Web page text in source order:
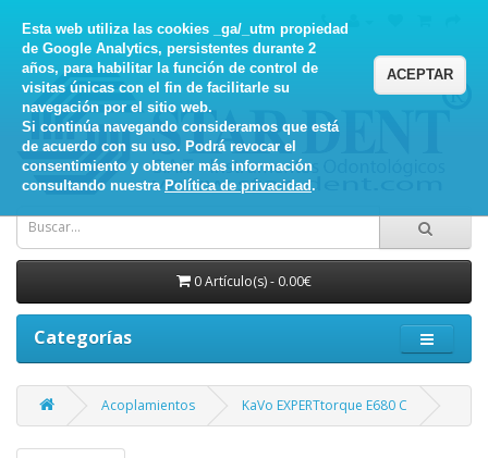
Esta web utiliza las cookies _ga/_utm propiedad
de Google Analytics, persistentes durante 2
años, para habilitar la función de control de
visitas únicas con el fin de facilitarle su
navegación por el sitio web.
Si continúa navegando consideramos que está
de acuerdo con su uso. Podrá revocar el
consentimiento y obtener más información
consultando nuestra Política de privacidad.
ACEPTAR
0 Artículo(s) - 0.00€
Categorías
Acoplamientos KaVo EXPERTtorque E680 C